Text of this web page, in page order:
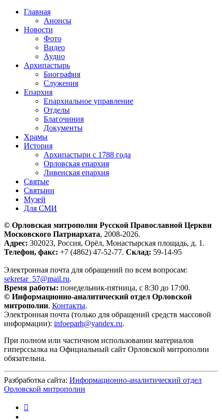
Главная
Анонсы
Новости
Фото
Видео
Аудио
Архипастырь
Биография
Служения
Епархия
Епархиальное управление
Отделы
Благочиния
Документы
Храмы
История
Архипастыри с 1788 года
Орловская епархия
Ливенская епархия
Святые
Святыни
Музей
Для СМИ
© Орловская митрополия Русской Православной Церкви
Московского Патриархата, 2008-2026.
Адрес: 302023, Россия, Орёл, Монастырская площадь, д. 1.
Телефон, факс: +7 (4862) 47-52-77. Склад: 59-14-95
Электронная почта для обращений по всем вопросам:
sekretar_57@mail.ru.
Время работы: понедельник-пятница, с 8:30 до 17:00.
© Информационно-аналитический отдел Орловской
митрополии. Контакты.
Электронная почта (только для обращений средств массовой
информации): infoeparh@yandex.ru.
При полном или частичном использовании материалов
гиперссылка на Официальный сайт Орловской митрополии
обязательна.
Разбработка сайта: Информационно-аналитический отдел
Орловской митрополии